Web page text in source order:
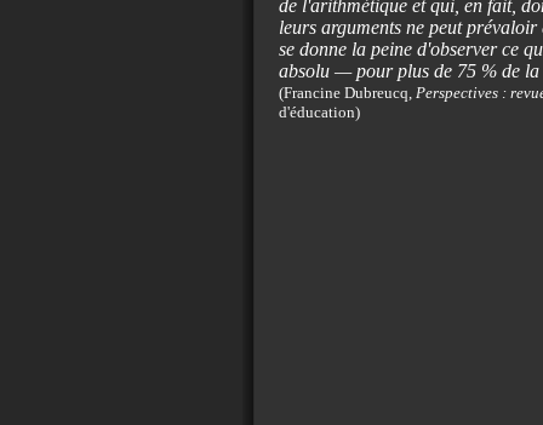
de l'arithmétique et qui, en fait,
leurs arguments ne peut
se donne la peine d'observer ce
absolu — pour plus de 75 % de
(Francine Dubreucq, Perspectives :
d'éducation)